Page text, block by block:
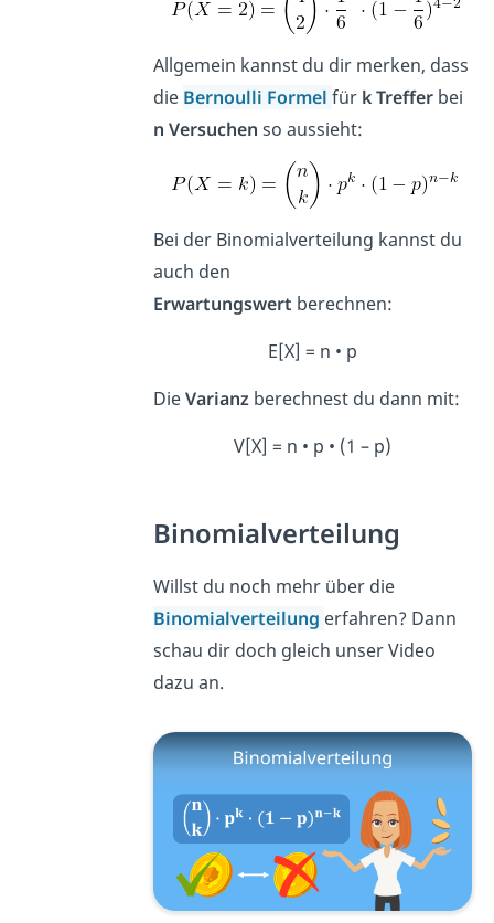
Allgemein kannst du dir merken, dass
die Bernoulli Formelfür k Treffer bei
n Versuchen so aussieht:
Bei der Binomialverteilung kannst du
auch den
Erwartungswert berechnen:
E[X] = n • p
DieVarianz berechnest du dann mit:
V[X] = n • p • (1 – p)
Binomialverteilung
Willst du noch mehr über die
Binomialverteilung erfahren? Dann
schau dir doch gleich unser Video
dazu an.